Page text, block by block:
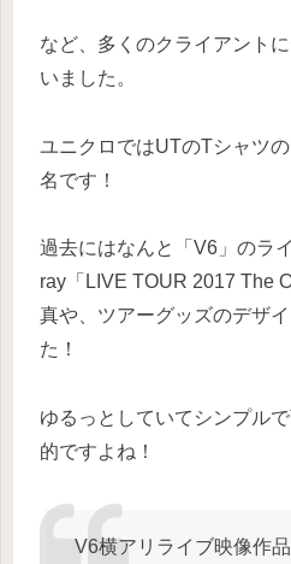
など、多くのクライアント
いました。
ユニクロではUTのTシャツ
名です！
過去にはなんと「V6」のラ
ray「LIVE TOUR 2017 The
真や、ツアーグッズのデザ
た！
ゆるっとしていてシンプル
的ですよね！
V6横アリライブ映像作